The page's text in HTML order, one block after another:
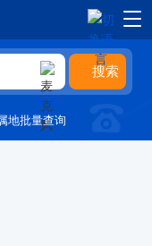
地批量查询